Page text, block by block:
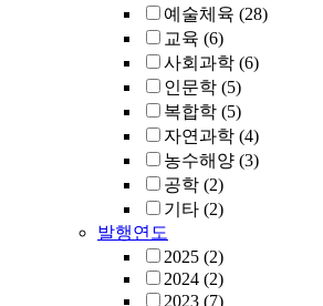
예술체육 (28)
교육 (6)
사회과학 (6)
인문학 (5)
복합학 (5)
자연과학 (4)
농수해양 (3)
공학 (2)
기타 (2)
발행연도
2025 (2)
2024 (2)
2023 (7)